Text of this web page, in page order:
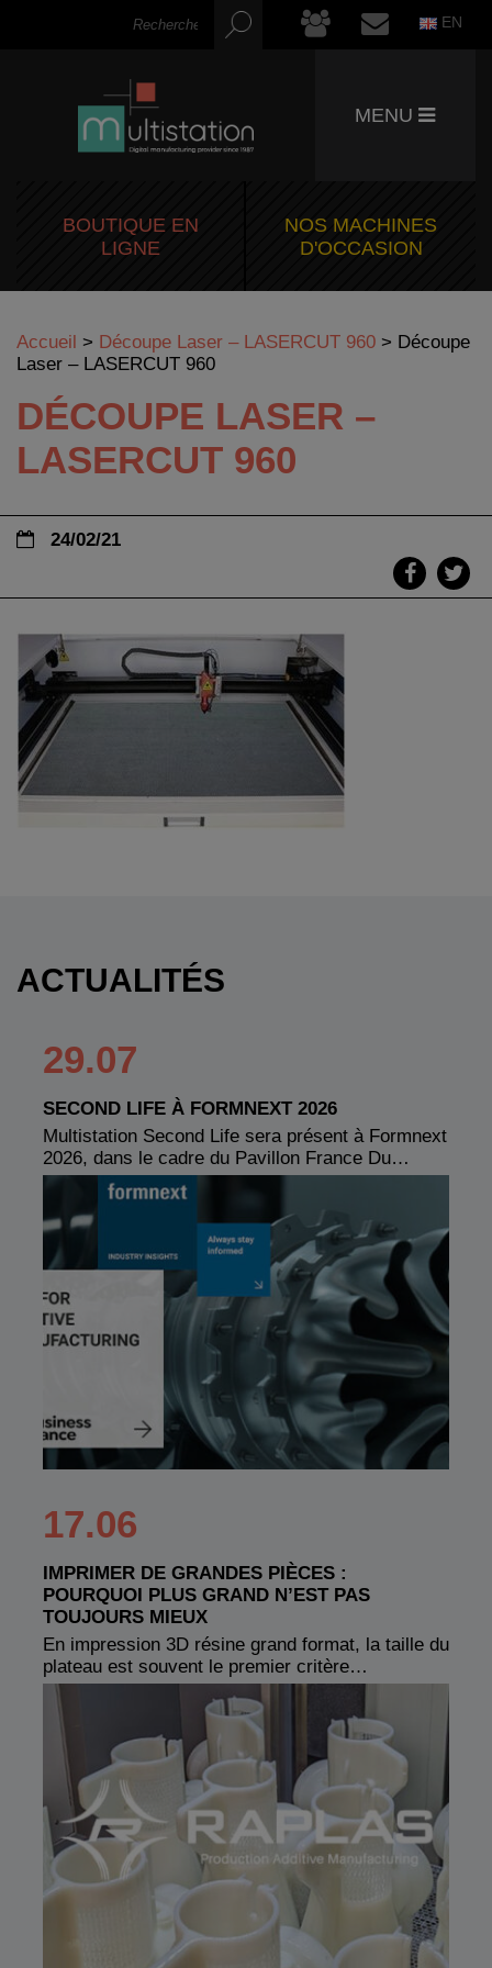
EN
MENU
BOUTIQUE EN
LIGNE
NOS MACHINES
D'OCCASION
Accueil > Découpe Laser – LASERCUT 960 > Découpe
Laser – LASERCUT 960
DÉCOUPE LASER –
LASERCUT 960
24/02/21
ACTUALITÉS
29.07
SECOND LIFE À FORMNEXT 2026
Multistation Second Life sera présent à Formnext
2026, dans le cadre du Pavillon France Du…
17.06
IMPRIMER DE GRANDES PIÈCES :
POURQUOI PLUS GRAND N’EST PAS
TOUJOURS MIEUX
En impression 3D résine grand format, la taille du
plateau est souvent le premier critère…